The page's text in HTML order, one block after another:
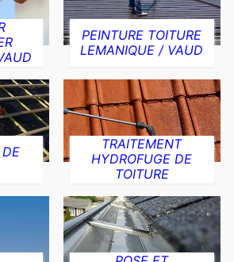
PEINTURE TOITURE
LEMANIQUE / VAUD
DE
TRAITEMENT
HYDROFUGE DE
TOITURE